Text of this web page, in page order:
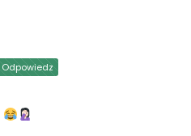
Odpowiedz